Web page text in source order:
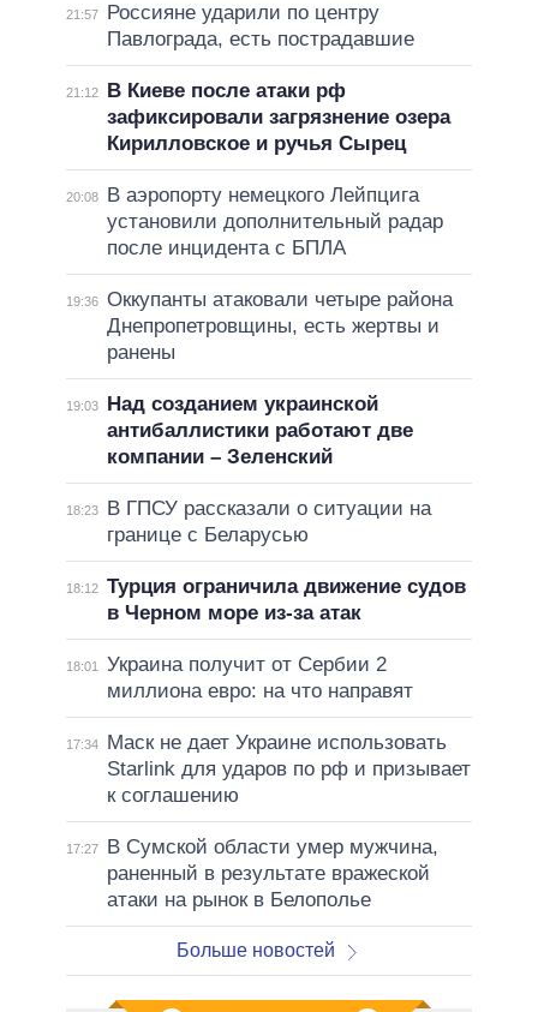
21:57
Россияне ударили по центру
Павлограда, есть пострадавшие
21:12
В Киеве после атаки рф
зафиксировали загрязнение озера
Кирилловское и ручья Сырец
20:08
В аэропорту немецкого Лейпцига
установили дополнительный радар
после инцидента с БПЛА
19:36 Оккупанты атаковали четыре района
Днепропетровщины, есть жертвы и
ранены
19:03
Над созданием украинской
антибаллистики работают две
компании – Зеленский
18:23
В ГПСУ рассказали о ситуации на
границе с Беларусью
18:12 Турция ограничила движение судов
в Черном море из-за атак
18:01
Украина получит от Сербии 2
миллиона евро: на что направят
17:34
Маск не дает Украине использовать
Starlink для ударов по рф и призывает
к соглашению
17:27
В Сумской области умер мужчина,
раненный в результате вражеской
атаки на рынок в Белополье
Больше новостей